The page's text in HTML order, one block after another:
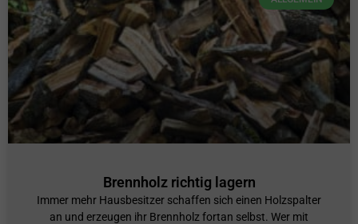
Brennholz richtig lagern
Immer mehr Hausbesitzer schaffen sich einen Holzspalter
an und erzeugen ihr Brennholz fortan selbst. Wer mit